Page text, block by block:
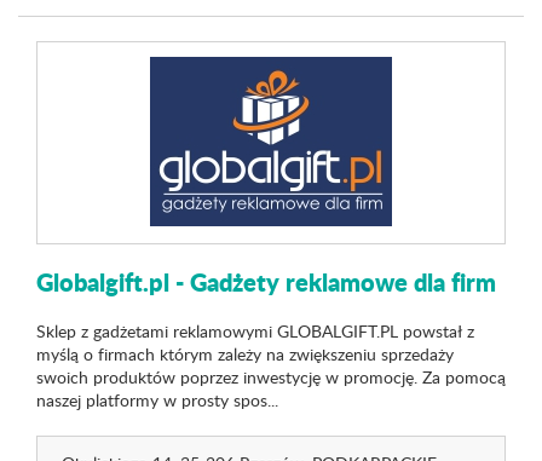
Globalgift.pl - Gadżety reklamowe dla firm
Sklep z gadżetami reklamowymi GLOBALGIFT.PL powstał z
myślą o firmach którym zależy na zwiększeniu sprzedaży
swoich produktów poprzez inwestycję w promocję. Za pomocą
naszej platformy w prosty spos...